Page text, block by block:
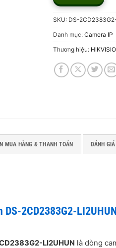
SKU: DS-
Danh mục:Camera IP
Thương hiệu:
MUA HÀNG & THANH TOÁN ĐÁNH
2CD2383G2-
LI2UHUN là dòng